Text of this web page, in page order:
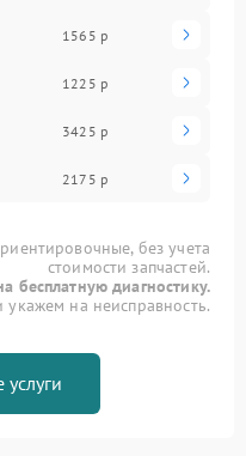
1565 р
1225 р
3425 р
2175 р
без учета
стоимости запчастей.
бесплатную диагностику.
на неисправность.
услуги